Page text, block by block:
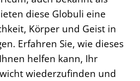
diese Globuli eine
Körper und Geist in
Erfahren Sie, wie dieses
helfen kann, Ihr
wiederzufinden und